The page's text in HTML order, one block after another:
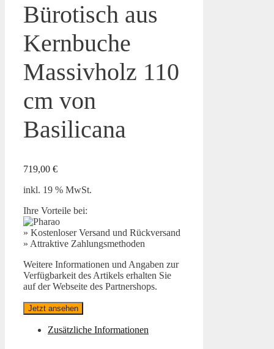
Bürotisch aus
Kernbuche
Massivholz 110
cm von
Basilicana
719,00 €
inkl. 19 % MwSt.
Ihre Vorteile bei:
» Kostenloser Versand und Rückversand
» Attraktive Zahlungsmethoden
Weitere Informationen und Angaben zur
Verfügbarkeit des Artikels erhalten Sie
auf der Webseite des Partnershops.
Jetzt ansehen
Zusätzliche Informationen